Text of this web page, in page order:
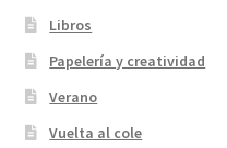
Libros
Papelería y creatividad
Verano
Vuelta al cole